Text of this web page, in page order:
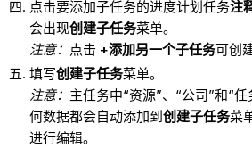
点击要添加子任务的进度计划任务注
会出现创建子任务菜单。
注意： 点击 +添加另一个子任务可创
填写创建子任务菜单。
注意： 主任务中“资源”、“公司”和“
何数据都会自动添加到 创建子任务菜
进行编辑。